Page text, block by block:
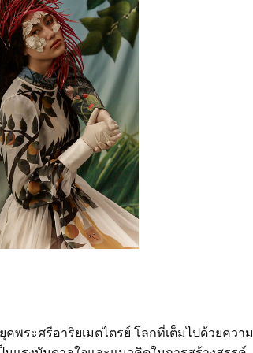
พระศรีอาริยเมตไตรย์ โลกที่เต็มไปด้วยความ